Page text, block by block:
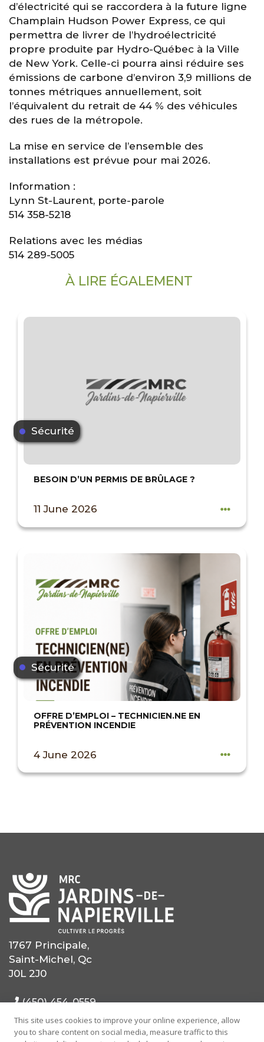
d’électricité qui se raccordera à la future ligne
Champlain Hudson Power Express, ce qui
permettra de livrer de l’hydroélectricité
propre produite par Hydro-Québec à la Ville
de New York. Celle-ci pourra ainsi réduire ses
émissions de carbone d’environ 3,9 millions de
tonnes métriques annuellement, soit
l’équivalent du retrait de 44 % des véhicules
des rues de la métropole.
La mise en service de l’ensemble des
installations est prévue pour mai 2026.
Information :
Lynn St-Laurent, porte-parole
514 358-5218
Relations avec les médias
514 289-5005
À LIRE ÉGALEMENT
Sécurité
BESOIN D’UN PERMIS DE BRÛLAGE ?
11 June 2026
Sécurité
OFFRE D’EMPLOI – TECHNICIEN.NE EN
PRÉVENTION INCENDIE
4 June 2026
1767 Principale,
Saint-Michel, Qc
J0L 2J0
(450) 454-0559
(514) 725-0559
This site uses cookies to improve your online experience, allow
you to share content on social media, measure traffic to this